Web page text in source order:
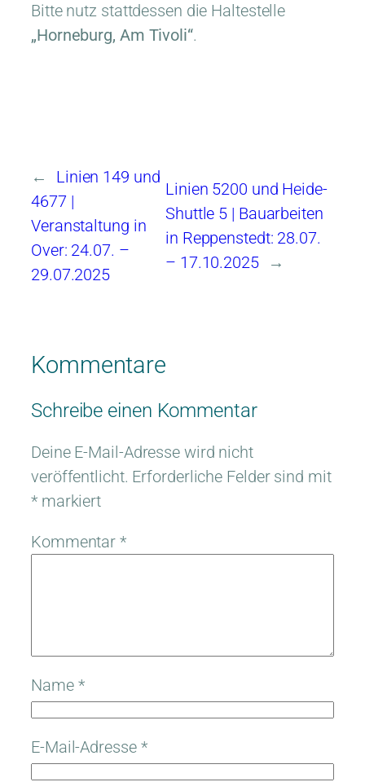
Bitte nutz stattdessen die Haltestelle
„Horneburg, Am Tivoli“.
←
Linien 149 und
4677 |
Veranstaltung in
Over: 24.07. –
29.07.2025
Linien 5200 und Heide-
Shuttle 5 | Bauarbeiten
in Reppenstedt: 28.07.
– 17.10.2025
→
Kommentare
Schreibe einen Kommentar
Deine E-Mail-Adresse wird nicht
veröffentlicht. Erforderliche Felder sind mit
*markiert
Kommentar*
Name *
E-Mail-Adresse *